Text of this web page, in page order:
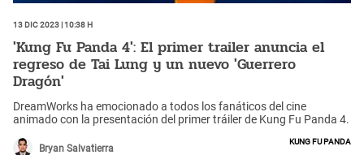
13 Dic 2023 | 10:38 h
'Kung Fu Panda 4': El primer trailer anuncia el
regreso de Tai Lung y un nuevo 'Guerrero
Dragón'
DreamWorks ha emocionado a todos los fanáticos del cine
animado con la presentación del primer tráiler de Kung Fu Panda 4.
Bryan Salvatierra
Kung Fu Panda